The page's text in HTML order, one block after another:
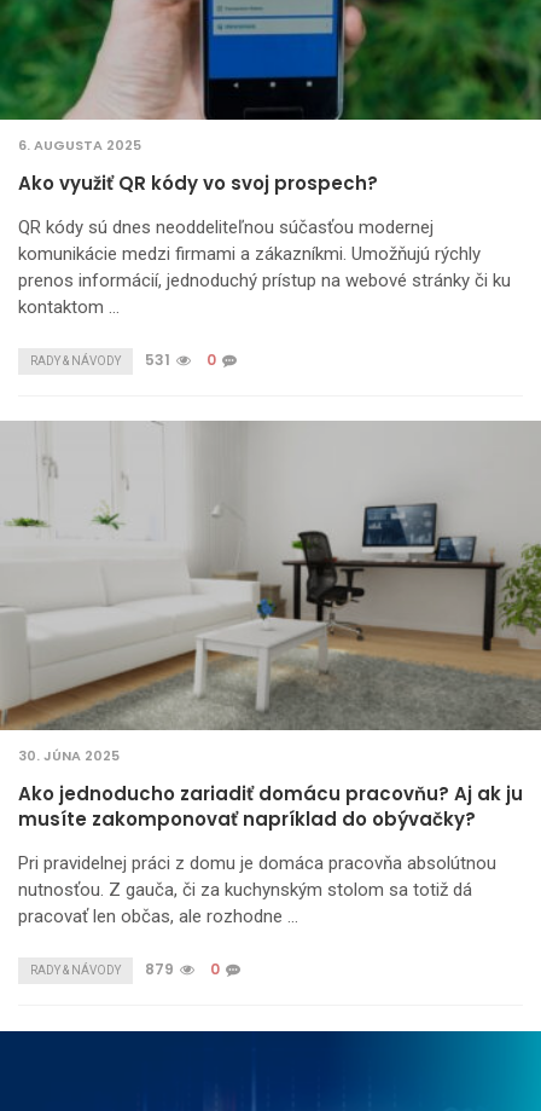
6. AUGUSTA 2025
Ako využiť QR kódy vo svoj prospech?
QR kódy sú dnes neoddeliteľnou súčasťou modernej
komunikácie medzi firmami a zákazníkmi. Umožňujú rýchly
prenos informácií, jednoduchý prístup na webové stránky či ku
kontaktom …
RADY & NÁVODY 531 0
30. JÚNA 2025
Ako jednoducho zariadiť domácu pracovňu? Aj ak ju
musíte zakomponovať napríklad do obývačky?
Pri pravidelnej práci z domu je domáca pracovňa absolútnou
nutnosťou. Z gauča, či za kuchynským stolom sa totiž dá
pracovať len občas, ale rozhodne …
RADY & NÁVODY 879 0